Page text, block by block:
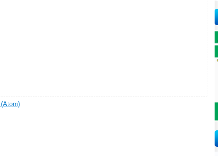
(Atom)